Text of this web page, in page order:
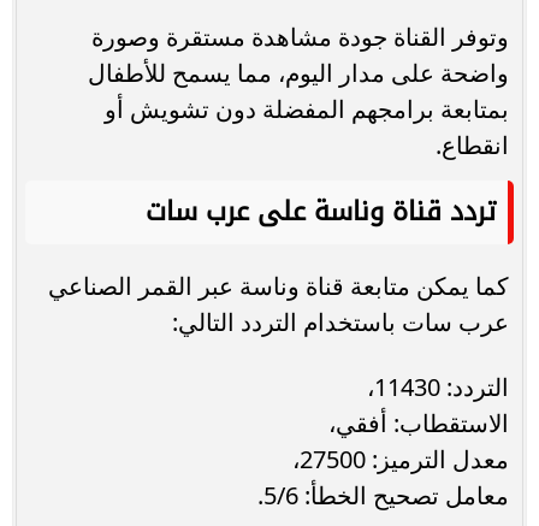
وتوفر القناة جودة مشاهدة مستقرة وصورة
واضحة على مدار اليوم، مما يسمح للأطفال
بمتابعة برامجهم المفضلة دون تشويش أو
انقطاع.
تردد قناة وناسة على عرب سات
كما يمكن متابعة قناة وناسة عبر القمر الصناعي
عرب سات باستخدام التردد التالي:
التردد: 11430،
الاستقطاب: أفقي،
معدل الترميز: 27500،
معامل تصحيح الخطأ: 5/6.